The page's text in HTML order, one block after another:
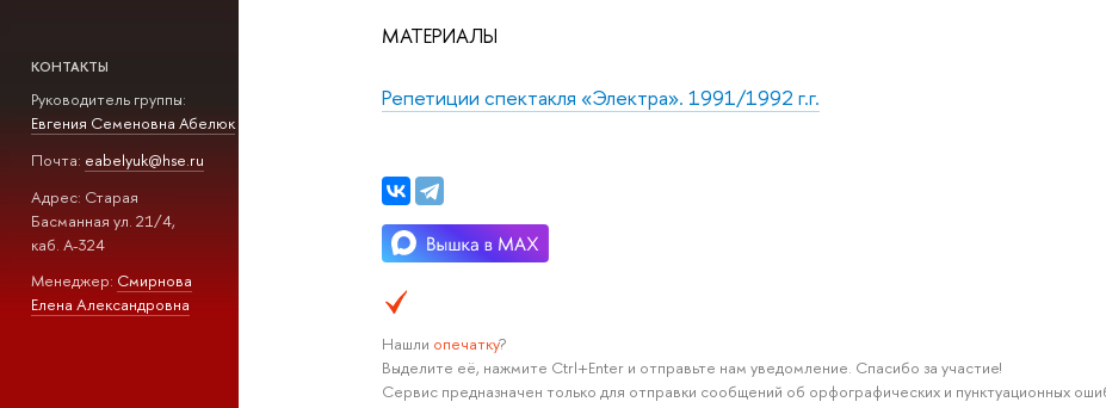
КОНТАКТЫ
Руководитель группы:
Евгения Семеновна Абелюк
Почта: eabelyuk@hse.ru
Адрес: Старая
Басманная ул. 21/4,
каб. А-324
Менеджер: Смирнова
Елена Александровна
МАТЕРИАЛЫ
Репетиции спектакля «Электра». 1991/1992 г.г.
Нашли опечатку?
Выделите её, нажмите Ctrl+Enter и отправьте нам уведомление. Спасибо за участие!
Сервис предназначен только для отправки сообщений об орфографических и пунктуационных